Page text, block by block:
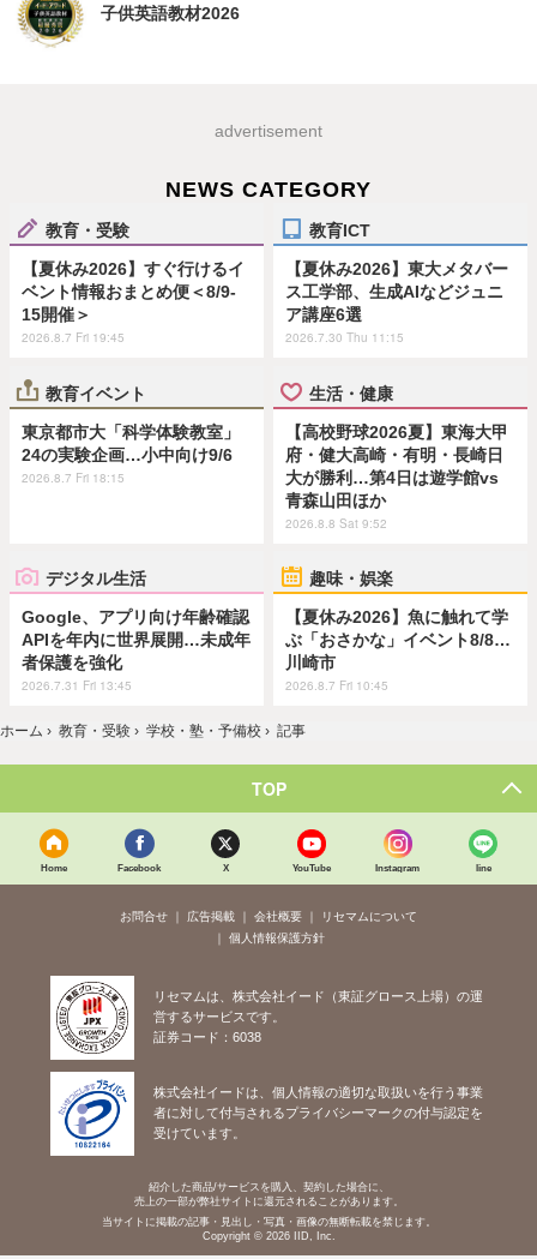
子供英語教材2026
advertisement
NEWS CATEGORY
教育・受験
【夏休み2026】すぐ行けるイ
ベント情報おまとめ便＜8/9-
15開催＞
2026.8.7 Fri 19:45
教育ICT
【夏休み2026】東大メタバー
ス工学部、生成AIなどジュニ
ア講座6選
2026.7.30 Thu 11:15
教育イベント
東京都市大「科学体験教室」
24の実験企画…小中向け9/6
2026.8.7 Fri 18:15
生活・健康
【高校野球2026夏】東海大甲
府・健大高崎・有明・長崎日
大が勝利…第4日は遊学館vs
青森山田ほか
2026.8.8 Sat 9:52
デジタル生活
Google、アプリ向け年齢確認
APIを年内に世界展開…未成年
者保護を強化
2026.7.31 Fri 13:45
趣味・娯楽
【夏休み2026】魚に触れて学
ぶ「おさかな」イベント8/8…
川崎市
2026.8.7 Fri 10:45
ホーム › 教育・受験 › 学校・塾・予備校 › 記事
TOP
Home Facebook X YouTube Instagram line
お問合せ 広告掲載 会社概要
リセマムについて
個人情報保護方針
リセマムは、株式会社イード（東証グロース上場）の運
営するサービスです。
証券コード：6038
株式会社イードは、個人情報の適切な取扱いを行う事業
者に対して付与されるプライバシーマークの付与認定を
受けています。
紹介した商品/サービスを購入、契約した場合に、
売上の一部が弊社サイトに還元されることがあります。
当サイトに掲載の記事・見出し・写真・画像の無断転載を禁じます。
Copyright © 2026 IID, Inc.